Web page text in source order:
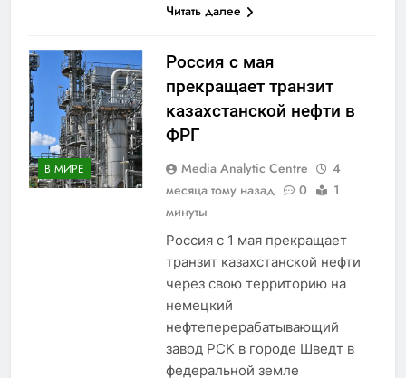
Читать далее
В МИРЕ
Россия с мая
прекращает транзит
казахстанской нефти в
ФРГ
Media Analytic Centre
4
месяца тому назад
0
1
минуты
Россия с 1 мая прекращает
транзит казахстанской нефти
через свою территорию на
немецкий
нефтеперерабатывающий
завод PCK в городе Шведт в
федеральной земле